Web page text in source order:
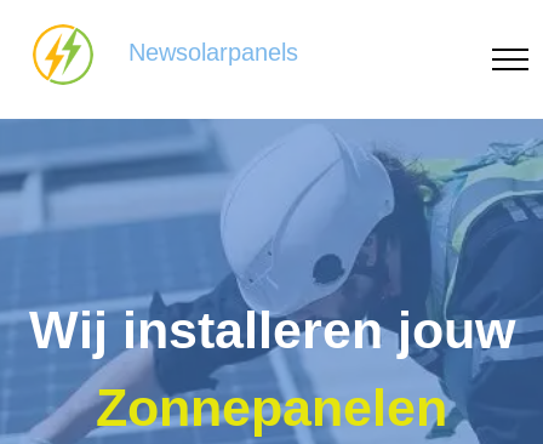
Newsolarpanels
Wij installeren jouw
Zonnepanelen